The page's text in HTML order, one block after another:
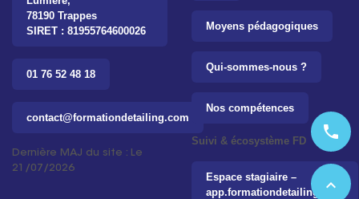
78190 Trappes
SIRET : 81955764600026
01 76 52 48 18
contact@formationdetailing.com
Dernière MAJ du site : Le
21/07/2026
Moyens pédagogiques
Qui-sommes-nous ?
Nos compétences
Suivi & écosystème FD
Espace stagiaire –
app.formationdetailing.com
phone
expand_less